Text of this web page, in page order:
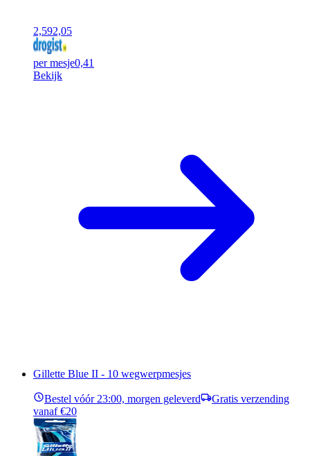
2,592,05
per mesje0,41
Bekijk
Gillette Blue II - 10 wegwerpmesjes
Bestel vóór 23:00, morgen geleverd
Gratis verzending
vanaf €20